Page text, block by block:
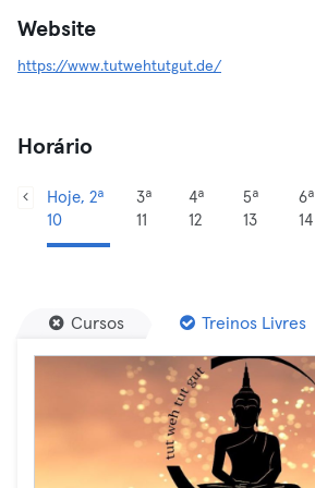
Website
https://www.tutwehtutgut.de/
Horário
Hoje, 2ª
10
3ª
11
4ª
12
5ª
13
6ª
14
Cursos Treinos Livres